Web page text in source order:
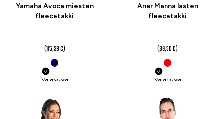
Yamaha Avoca miesten
fleecetakki
(115,38 €)
Varastossa
Anar Manna lasten
fleecetakki
(39,50 €)
Varastossa